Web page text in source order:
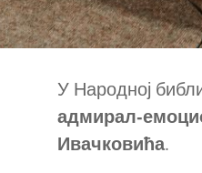
У Народној
адмирал-
Ивачковића.